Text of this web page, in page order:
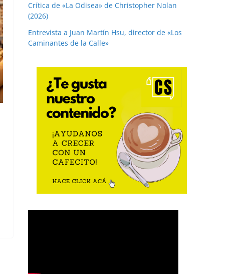
Crítica de «La Odisea» de Christopher Nolan
(2026)
Entrevista a Juan Martín Hsu, director de «Los
Caminantes de la Calle»